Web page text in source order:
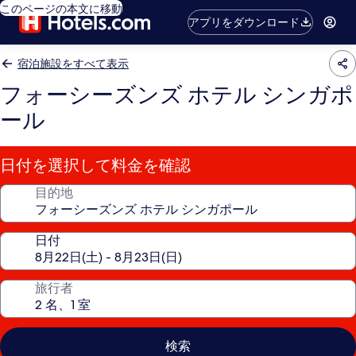
このページの本文に移動
アプリをダウンロード
宿泊施設をすべて表示
フォーシーズンズ ホテル シンガポ
ール
日付を選択して料金を確認
目的地
日付
旅行者
検索